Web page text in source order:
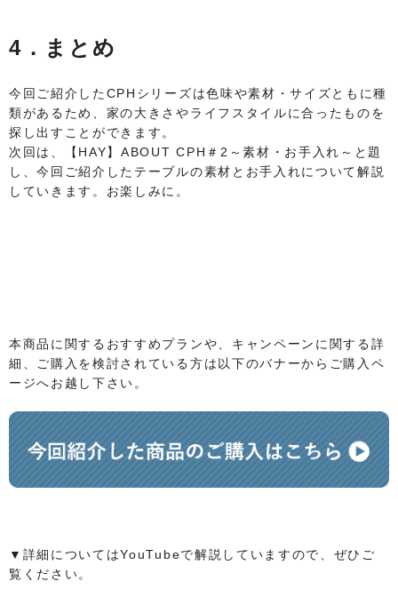
4．まとめ
今回ご紹介したCPHシリーズは色味や素材・サイズともに種
類があるため、家の大きさやライフスタイルに合ったものを
探し出すことができます。
次回は、【HAY】ABOUT CPH＃2～素材・お手入れ～と題
し、今回ご紹介したテーブルの素材とお手入れについて解説
していきます。お楽しみに。
本商品に関するおすすめプランや、キャンペーンに関する詳
細、ご購入を検討されている方は以下のバナーからご購入ペ
ージへお越し下さい。​
▼詳細についてはYouTubeで解説していますので、ぜひご
覧ください。